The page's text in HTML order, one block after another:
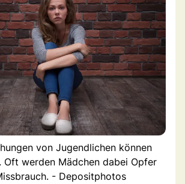
von Jugendlichen können
Oft werden Mädchen dabei Opfer
- Depositphotos